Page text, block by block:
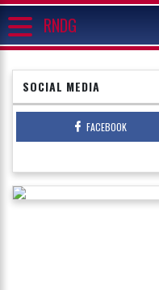
RNDG
SOCIAL MEDIA
FACEBOOK